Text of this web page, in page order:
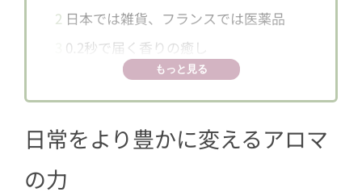
2 日本では雑貨、フランスでは医薬品
0.2秒で届く香りの癒し
もっと見る
日常をより豊かに変えるアロマ
の力